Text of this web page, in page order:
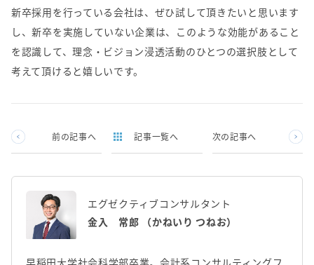
新卒採用を行っている会社は、ぜひ試して頂きたいと思います
し、新卒を実施していない企業は、このような効能があること
を認識して、理念・ビジョン浸透活動のひとつの選択肢として
考えて頂けると嬉しいです。
前の記事へ 記事一覧へ 次の記事へ
エグゼクティブコンサルタント
金入 常郎 （かねいり つねお）
早稲田大学社会科学部卒業。会計系コンサルティングフ